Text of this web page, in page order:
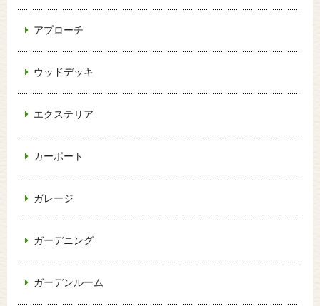
アプローチ
ウッドデッキ
エクステリア
カーポート
ガレージ
ガーデニング
ガーデンルーム